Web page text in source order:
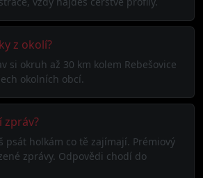
z okolí?
si okruh až 30 km kolem Rebešovice
okolních obcí.
zpráv?
psát holkám co tě zajímají. Prémiový
zprávy. Odpovědi chodí do